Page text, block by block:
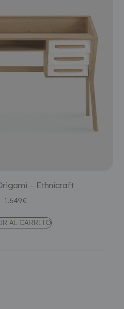
– Ethnicraft
1.649€
AL CARRITO